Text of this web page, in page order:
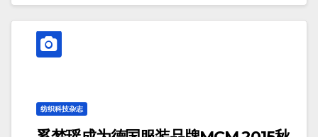
纺织科技杂志